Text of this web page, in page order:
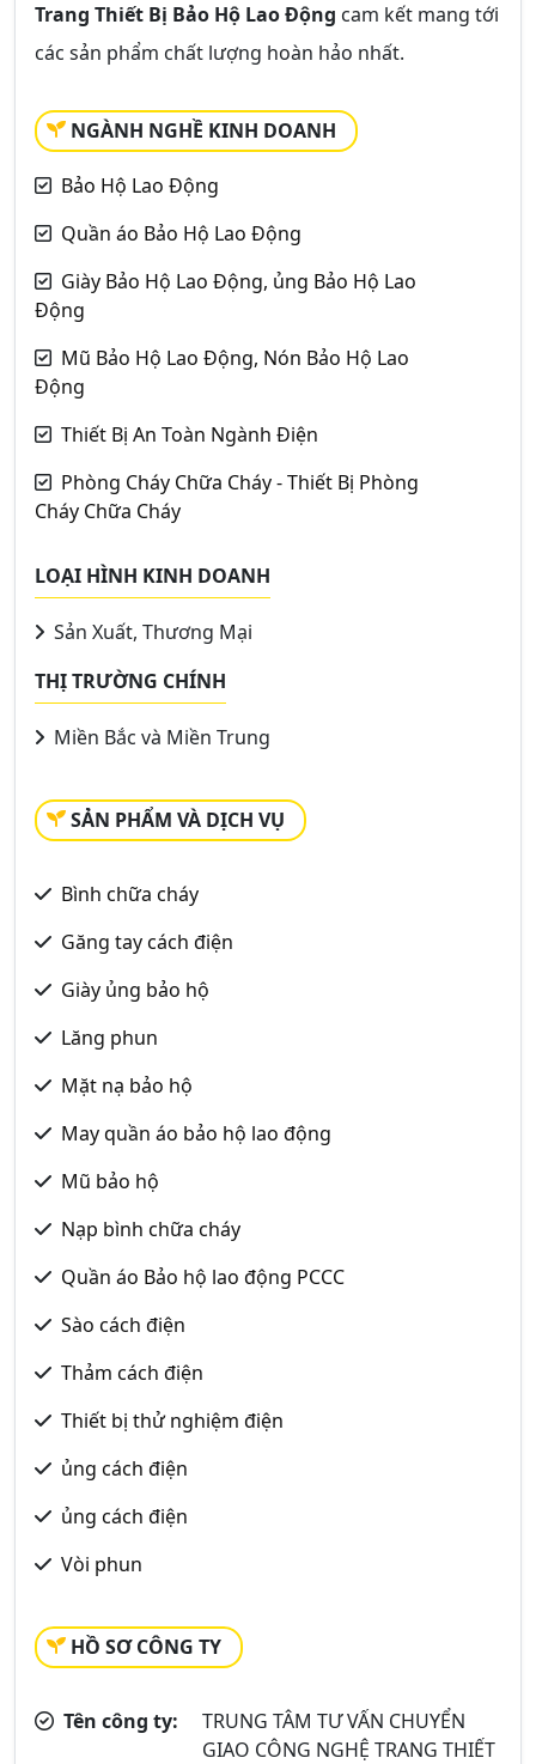
Trang Thiết Bị Bảo Hộ Lao Động cam kết mang tới
các sản phẩm chất lượng hoàn hảo nhất.
NGÀNH NGHỀ KINH DOANH
Bảo Hộ Lao Động
Quần áo Bảo Hộ Lao Động
Giày Bảo Hộ Lao Động, ủng Bảo Hộ Lao
Động
Mũ Bảo Hộ Lao Động, Nón Bảo Hộ Lao
Động
Thiết Bị An Toàn Ngành Điện
Phòng Cháy Chữa Cháy - Thiết Bị Phòng
Cháy Chữa Cháy
LOẠI HÌNH KINH DOANH
Sản Xuất, Thương Mại
THỊ TRƯỜNG CHÍNH
Miền Bắc và Miền Trung
SẢN PHẨM VÀ DỊCH VỤ
Bình chữa cháy
Găng tay cách điện
Giày ủng bảo hộ
Lăng phun
Mặt nạ bảo hộ
May quần áo bảo hộ lao động
Mũ bảo hộ
Nạp bình chữa cháy
Quần áo Bảo hộ lao động PCCC
Sào cách điện
Thảm cách điện
Thiết bị thử nghiệm điện
ủng cách điện
ủng cách điện
Vòi phun
HỒ SƠ CÔNG TY
Tên công ty:
TRUNG TÂM TƯ VẤN CHUYỂN
GIAO CÔNG NGHỆ TRANG THIẾT